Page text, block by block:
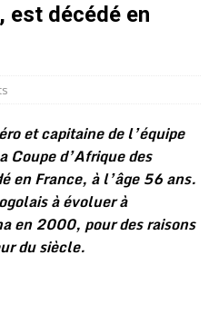
est décédé en
et capitaine de l’équipe
Coupe d’Afrique des
en France, à l’âge 56 ans.
à évoluer à
en 2000, pour des raisons
du siècle.